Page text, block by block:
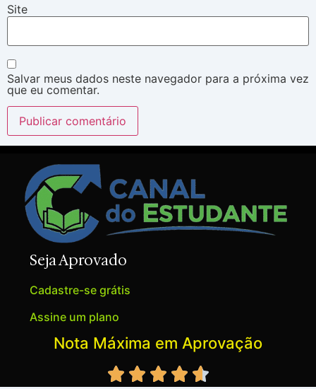
Site
Salvar meus dados neste navegador para a próxima vez
que eu comentar.
Seja Aprovado
Cadastre-se grátis
Assine um plano
Nota Máxima em Aprovação